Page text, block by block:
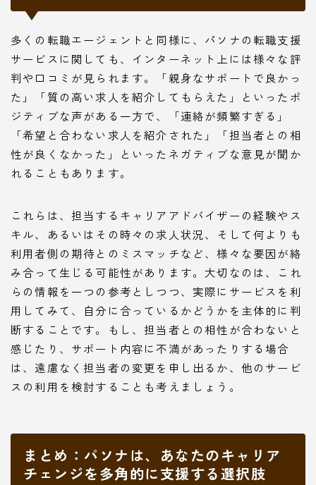
多くの転職エージェントと同様に、パソナの転職支援
サービスに関しても、インターネット上には様々な評
判や口コミが見られます。「親身なサポートで良かっ
た」「質の高い求人を紹介してもらえた」といったポ
ジティブな声がある一方で、「連絡が頻繁すぎる」
「希望と合わない求人を紹介された」「担当者との相
性が良くなかった」といったネガティブな意見が聞か
れることもあります。
これらは、担当するキャリアアドバイザーの経験やス
キル、あるいはその時々の求人状況、そして何よりも
利用者側の期待とのミスマッチなど、様々な要因が絡
み合って生じる可能性があります。大切なのは、これ
らの情報を一つの参考としつつ、実際にサービスを利
用してみて、自分に合っているかどうかを主体的に判
断することです。もし、担当者との相性が合わないと
感じたり、サポート内容に不満があったりする場合
は、遠慮なく担当者の変更を申し出るか、他のサービ
スの利用を検討することも考えましょう。
まとめ：パソナは、あなたのキャリア
チェンジを多角的に支援する選択肢